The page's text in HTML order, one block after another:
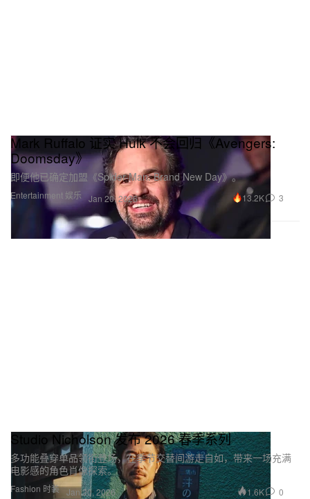
Entertainment 娱乐
Mark Ruffalo 证实 Hulk 不会回归《Avengers:
Doomsday》
即便他已确定加盟《Spider-Man: Brand New Day》。
Jan 20, 2026 13.2K 3
Fashion 时装
Studio Nicholson 发布 2026 春季系列
多功能叠穿单品领衔登场，在季节交替间游走自如，带来一场充满
电影感的角色肖像探索。
Jan 20, 2026 1.6K 0